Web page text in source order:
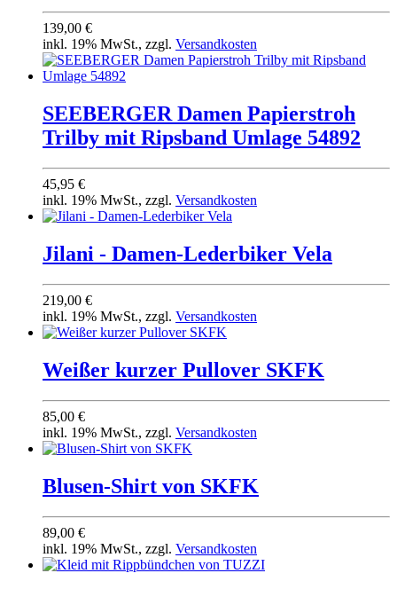
139,00 €
inkl. 19% MwSt., zzgl. Versandkosten
SEEBERGER Damen Papierstroh
Trilby mit Ripsband Umlage 54892
45,95 €
inkl. 19% MwSt., zzgl. Versandkosten
Jilani - Damen-Lederbiker Vela
219,00 €
inkl. 19% MwSt., zzgl. Versandkosten
Weißer kurzer Pullover SKFK
85,00 €
inkl. 19% MwSt., zzgl. Versandkosten
Blusen-Shirt von SKFK
89,00 €
inkl. 19% MwSt., zzgl. Versandkosten